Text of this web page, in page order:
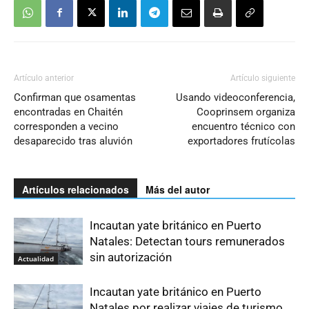
Artículo anterior
Confirman que osamentas
encontradas en Chaitén
corresponden a vecino
desaparecido tras aluvión
Artículo siguiente
Usando videoconferencia,
Cooprinsem organiza
encuentro técnico con
exportadores frutícolas
Artículos relacionados Más del autor
Actualidad
Incautan yate británico en Puerto
Natales: Detectan tours remunerados
sin autorización
Incautan yate británico en Puerto